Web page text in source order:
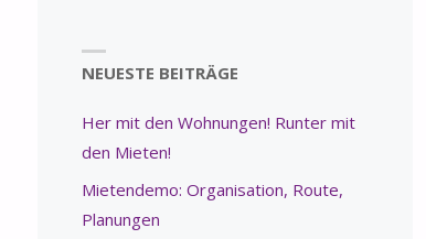
NEUESTE BEITRÄGE
Her mit den Wohnungen! Runter mit
den Mieten!
Mietendemo: Organisation, Route,
Planungen